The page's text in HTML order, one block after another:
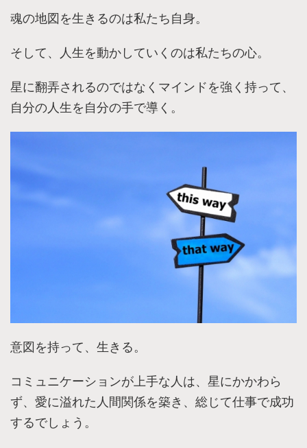
魂の地図を生きるのは私たち自身。
そして、人生を動かしていくのは私たちの心。
星に翻弄されるのではなくマインドを強く持って、
自分の人生を自分の手で導く。
意図を持って、生きる。
コミュニケーションが上手な人は、星にかかわら
ず、愛に溢れた人間関係を築き、総じて仕事で成功
するでしょう。